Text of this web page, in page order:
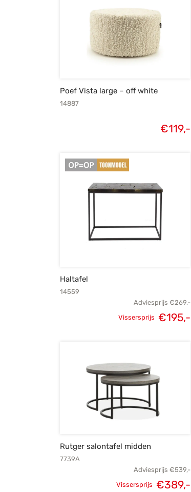
Poef Vista large – off white
14887
€119,-
Haltafel
14559
Adviesprijs €269,-
Vissersprijs €195,-
Rutger salontafel midden
7739A
Adviesprijs €539,-
Oorspronkelijke
Vissersprijs €389,-